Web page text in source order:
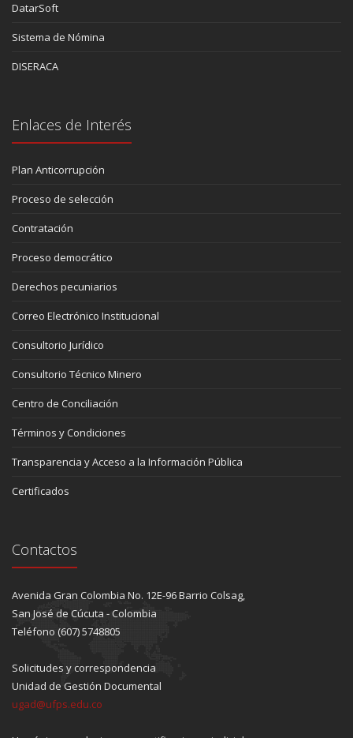
DatarSoft
Sistema de Nómina
DISERACA
Enlaces de Interés
Plan Anticorrupción
Proceso de selección
Contratación
Proceso democrático
Derechos pecuniarios
Correo Electrónico Institucional
Consultorio Jurídico
Consultorio Técnico Minero
Centro de Conciliación
Términos y Condiciones
Transparencia y Acceso a la Información Pública
Certificados
Contactos
Avenida Gran Colombia No. 12E-96 Barrio Colsag,
San José de Cúcuta - Colombia
Teléfono (607) 5748805
Solicitudes y correspondencia
Unidad de Gestión Documental
ugad@ufps.edu.co